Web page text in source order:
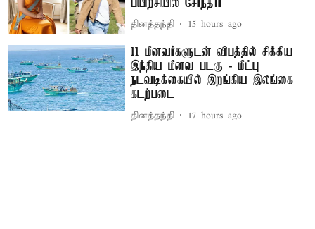
பயிற்சியில் சேர்ந்தார்
தினத்தந்தி 15 hours ago
11 மீனவர்களுடன் விபத்தில் சிக்கிய
இந்திய மீனவ படகு - மீட்பு
நடவடிக்கையில் இறங்கிய இலங்கை
கடற்படை
தினத்தந்தி 17 hours ago